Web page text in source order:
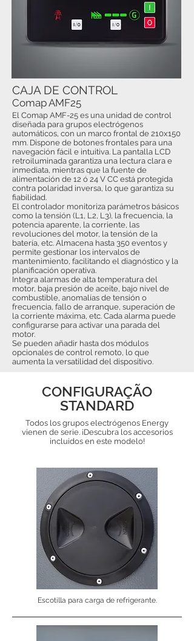
El Comap AMF-25 es una unidad de control
diseñada para grupos electrógenos
automáticos, con un marco frontal de 210x150
mm. Dispone de botones frontales para una
navegación fácil e intuitiva. La pantalla LCD
retroiluminada garantiza una lectura clara e
inmediata, mientras que la fuente de
alimentación de 12 ó 24 V CC está protegida
contra polaridad inversa, lo que garantiza su
fiabilidad.
El controlador monitoriza parámetros básicos
como la tensión (L1, L2, L3), la frecuencia, la
potencia aparente, la corriente, las
revoluciones del motor, la tensión de la
batería, etc. Almacena hasta 350 eventos y
permite gestionar los intervalos de
mantenimiento, facilitando el diagnóstico y la
planificación operativa.
Integra alarmas de alta temperatura del
motor, baja presión de aceite, bajo nivel de
combustible, anomalías de tensión o
frecuencia, fallo de arranque, superación de
la corriente máxima, etc. Cada alarma puede
configurarse para activar una parada del
motor.
Se pueden añadir hasta dos módulos
opcionales de control remoto, lo que
aumenta la versatilidad del dispositivo.
CAJA DE CONTROL
Comap AMF25
CONFIGURAÇÃO
STANDARD
Todos los grupos electrógenos Energy
vienen de serie. ¡Descubra los accesorios
incluidos en este modelo!
Escotilla para carga de refrigerante.